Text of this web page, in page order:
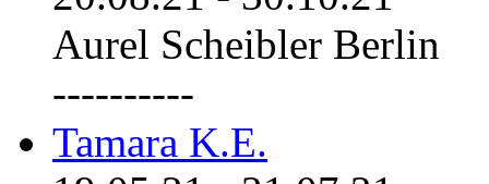
Aurel Scheibler Berlin
----------
Tamara K.E.